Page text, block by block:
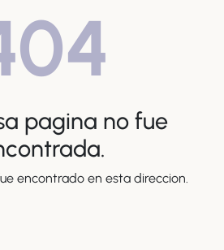
pagina no fue
encontrado en esta direccion.